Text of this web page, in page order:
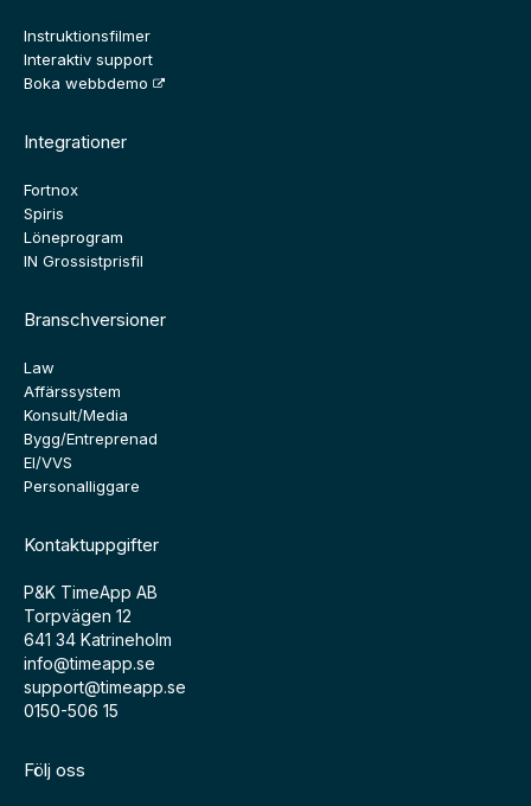
Instruktionsfilmer
Interaktiv support
Boka webbdemo
Integrationer
Fortnox
Spiris
Löneprogram
IN Grossistprisfil
Branschversioner
Law
Affärssystem
Konsult/Media
Bygg/Entreprenad
El/VVS
Personalliggare
Kontaktuppgifter
P&K TimeApp AB
Torpvägen 12
641 34 Katrineholm
info@timeapp.se
support@timeapp.se
0150-506 15
Följ oss